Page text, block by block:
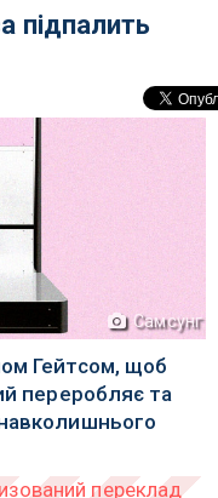
підпалить
Самсунг
Гейтсом, щоб
переробляє та